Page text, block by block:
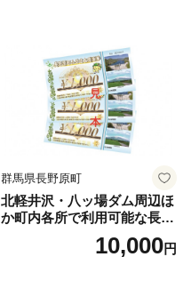
群馬県長野原町
北軽井沢・八ッ場ダム周辺ほ
か町内各所で利用可能な長野
原町ふるさと感謝券（3,000
円分）【トラベル 観光 旅行
10,000円